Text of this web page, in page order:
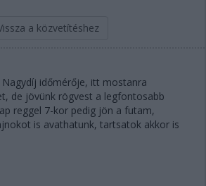
PONTÁLLÁSOK
a közvetítéshez
Nagydíj időmérője, itt mostanra
de jövünk rögvest a legfontosabb
reggel 7-kor pedig jön a futam,
is avathatunk, tartsatok akkor is